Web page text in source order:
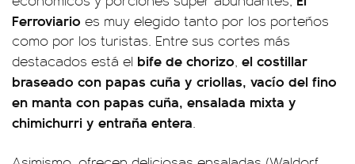
Ferroviario es muy elegido tanto por los porteños
como por los turistas. Entre sus cortes más
destacados está el bife de chorizo, el costillar
braseado con papas cuña y criollas, vacío del fino
en manta con papas cuña, ensalada mixta y
chimichurri y entraña entera.